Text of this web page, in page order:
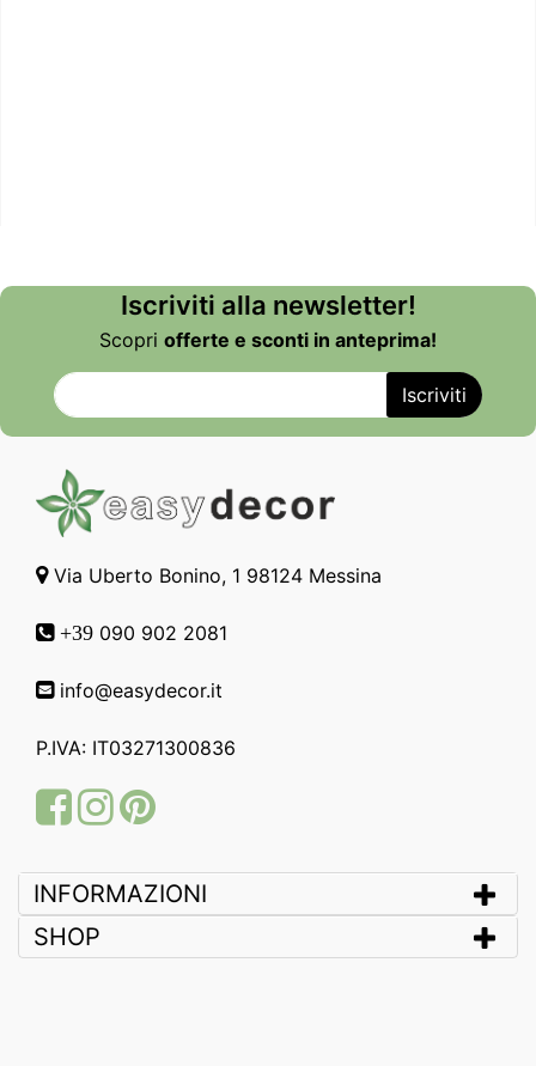
Iscriviti alla newsletter!
Scopri offerte e sconti in anteprima!
Via Uberto Bonino, 1 98124 Messina
+39 090 902 2081
info@easydecor.it
P.IVA: IT03271300836
FacebookInstagram
Pinterest
INFORMAZIONI
SHOP